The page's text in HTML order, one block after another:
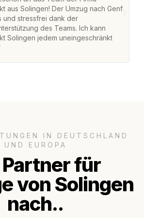
aus Solingen! Der Umzug nach Genf
und stressfrei dank der
des Teams. Ich kann
Solingen jedem uneingeschränkt
IN DEUTSCHLAND
UND EUROPA
für
von Solingen
nach..